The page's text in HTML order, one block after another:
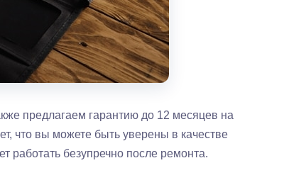
предлагаем гарантию до 12 месяцев на
что вы можете быть уверены в качестве
работать безупречно после ремонта.